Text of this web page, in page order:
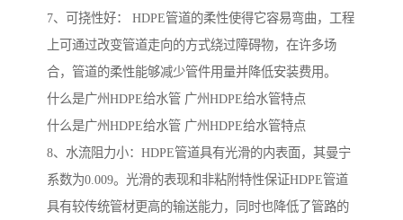
7、可挠性好： HDPE管道的柔性使得它容易弯曲，工程
上可通过改变管道走向的方式绕过障碍物，在许多场
合，管道的柔性能够减少管件用量并降低安装费用。
什么是广州HDPE给水管 广州HDPE给水管特点
什么是广州HDPE给水管 广州HDPE给水管特点
8、水流阻力小：HDPE管道具有光滑的内表面，其曼宁
系数为0.009。光滑的表现和非粘附特性保证HDPE管道
具有较传统管材更高的输送能力，同时也降低了管路的